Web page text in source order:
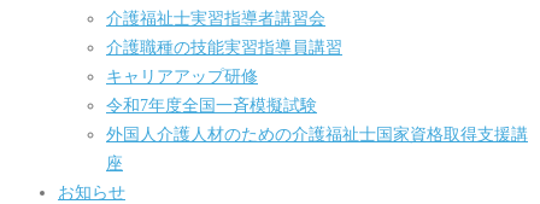
介護福祉士実習指導者講習会
介護職種の技能実習指導員講習
キャリアアップ研修
令和7年度全国一斉模擬試験
外国人介護人材のための介護福祉士国家資格取得支援講
座
お知らせ